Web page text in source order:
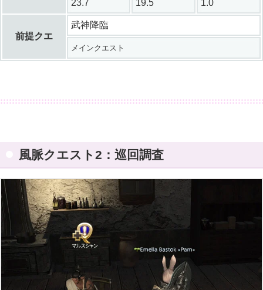
23.7 19.5 1.0
前提クエ
武神降臨
メインクエスト
風脈クエスト2：巡回調査